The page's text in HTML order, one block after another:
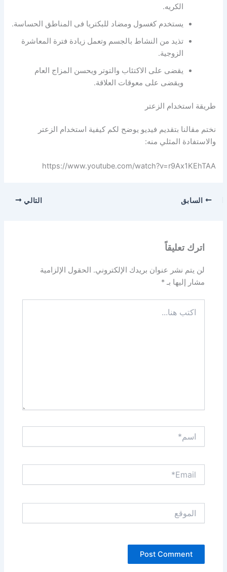
الكريه.
يستخدم كغسول ومضاد للبكتريا فى المناطق الحساسة.
تذيد من النشاط بالجسم وتعمل زيادة فترة المعاشرة
الزوجية.
يقضى على الاكتئاب والتوتر ويحسن المزاج العام
ويقضى على معوقات العلاقة.
طريقة استخدام الزعتر
نختم مقالنا بتقديم فيديو يوضح لكم كيفية استخدام الزعتر
والاستفادة المثلي منه:
https://www.youtube.com/watch?v=r9Ax1KEhTAA
السابق التالي
اترك تعليقاً
لن يتم نشر عنوان بريدك الإلكتروني. الحقول الإلزامية
مشار إليها بـ*
هنا...